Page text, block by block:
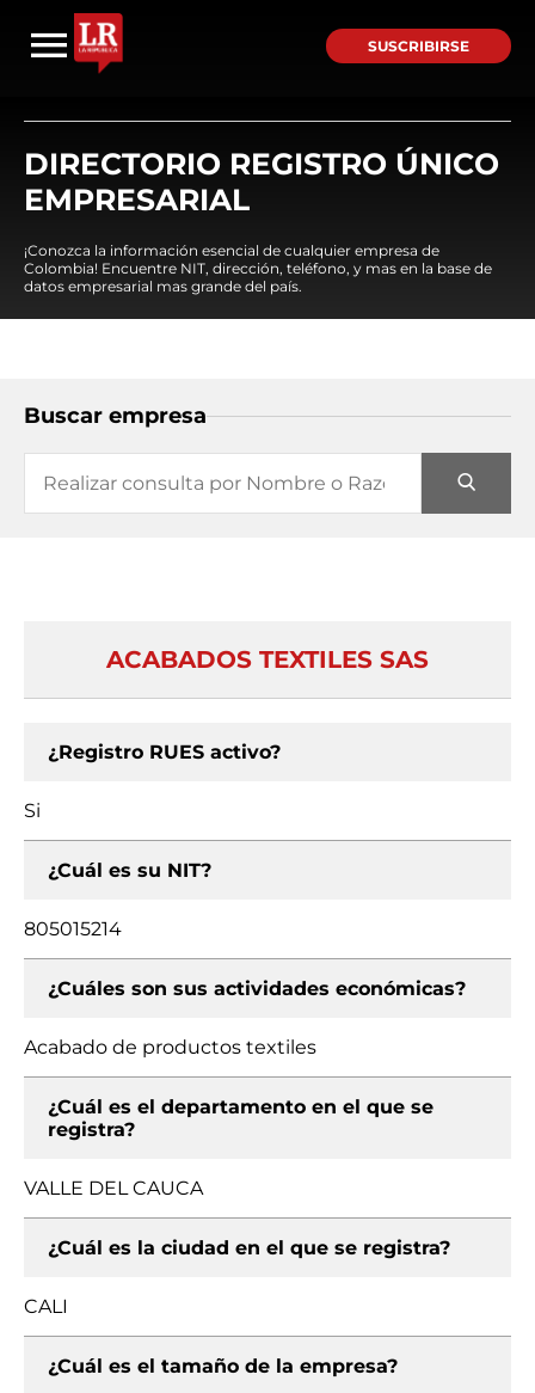
SUSCRIBIRSE
DIRECTORIO REGISTRO ÚNICO
EMPRESARIAL
¡Conozca la información esencial de cualquier empresa de
Colombia! Encuentre NIT, dirección, teléfono, y mas en la base de
datos empresarial mas grande del país.
Buscar empresa
ACABADOS TEXTILES SAS
¿Registro RUES activo?
Si
¿Cuál es su NIT?
805015214
¿Cuáles son sus actividades económicas?
Acabado de productos textiles
¿Cuál es el departamento en el que se
registra?
VALLE DEL CAUCA
¿Cuál es la ciudad en el que se registra?
CALI
¿Cuál es el tamaño de la empresa?